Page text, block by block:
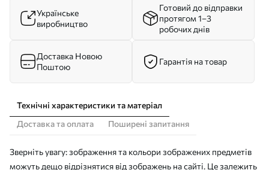
Українське
виробництво
Готовий до відправки
протягом 1–3
робочих днів
Доставка Новою
Поштою
Гарантія на товар
Технічні характеристики та матеріал
Доставка та оплата
Поширені запитання
Зверніть увагу: зображення та кольори зображених предметів
можуть дещо відрізнятися від зображень на сайті. Це залежить